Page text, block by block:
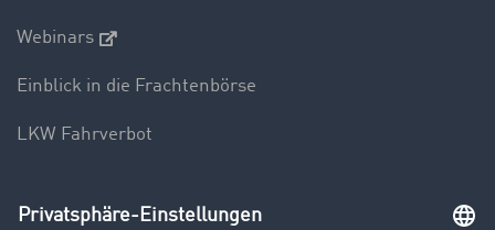
Webinars
Einblick in die Frachtenbörse
LKW Fahrverbot
Unternehmen